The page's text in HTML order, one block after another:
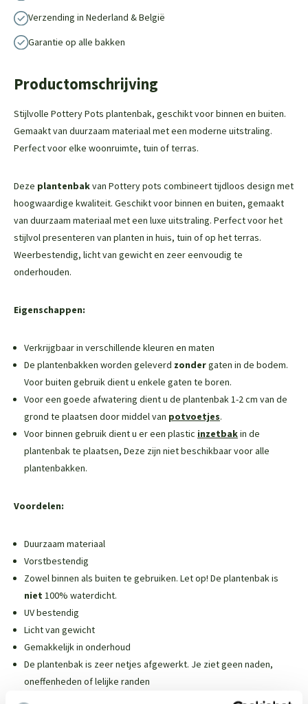
Verzending in Nederland & België
Garantie op alle bakken
Productomschrijving
Stijlvolle Pottery Pots plantenbak, geschikt voor binnen en buiten.
Gemaakt van duurzaam materiaal met een moderne uitstraling.
Perfect voor elke woonruimte, tuin of terras.
Deze plantenbakvan Pottery pots combineert tijdloos design met
hoogwaardige kwaliteit. Geschikt voor binnen en buiten, gemaakt
van duurzaam materiaal met een luxe uitstraling. Perfect voor het
stijlvol presenteren van planten in huis, tuin of op het terras.
Weerbestendig, licht van gewicht en zeer eenvoudig te
onderhouden.
Eigenschappen:
Verkrijgbaar in verschillende kleuren en maten
De plantenbakken worden geleverd zondergaten in de bodem.
Voor buiten gebruik dient u enkele gaten te boren.
Voor een goede afwatering dient u de plantenbak 1-2 cm van de
grond te plaatsen door middel van potvoetjes.
Voor binnen gebruik dient u er een plastic inzetbakin de
plantenbak te plaatsen, Deze zijn niet beschikbaar voor alle
plantenbakken.
Voordelen:
Duurzaam materiaal
Vorstbestendig
Zowel binnen als buiten te gebruiken. Let op! De plantenbak is
niet 100% waterdicht.
UV bestendig
Licht van gewicht
Gemakkelijk in onderhoud
De plantenbak is zeer netjes afgewerkt. Je ziet geen naden,
oneffenheden of lelijke randen